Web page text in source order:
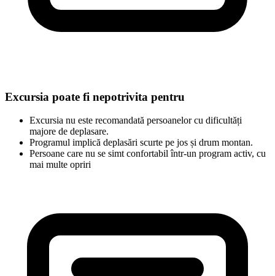
Excursia poate fi nepotrivita pentru
Excursia nu este recomandată persoanelor cu dificultăți
majore de deplasare.
Programul implică deplasări scurte pe jos și drum montan.
Persoane care nu se simt confortabil într-un program activ, cu
mai multe opriri